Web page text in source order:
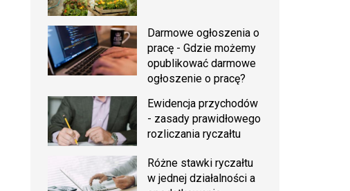
Darmowe ogłoszenia o
pracę - Gdzie możemy
opublikować darmowe
ogłoszenie o pracę?
Ewidencja przychodów
- zasady prawidłowego
rozliczania ryczałtu
Różne stawki ryczałtu
w jednej działalności a